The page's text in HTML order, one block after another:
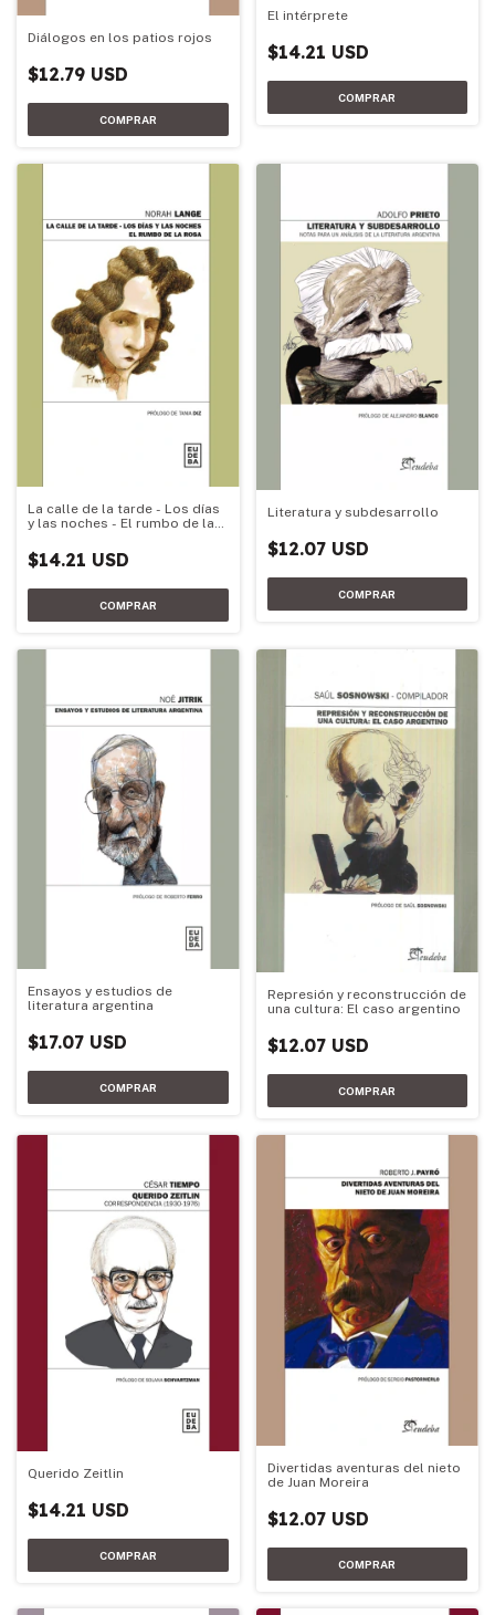
Diálogos en los patios rojos
$12.79 USD
El intérprete
$14.21 USD
La calle de la tarde - Los días
y las noches - El rumbo de la
$14.21 USD
Literatura y subdesarrollo
$12.07 USD
Ensayos y estudios de
literatura argentina
$17.07 USD
Represión y reconstrucción de
una cultura: El caso argentino
$12.07 USD
Querido Zeitlin
$14.21 USD
Divertidas aventuras del nieto
de Juan Moreira
$12.07 USD